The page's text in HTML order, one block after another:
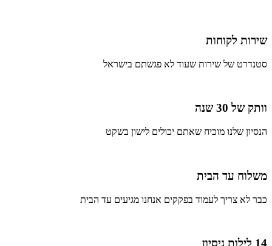
שירות לקוחות
סטנדרט של שירות שעוד לא פגשתם בישראל
וותק של 30 שנה
הנסיון שלנו מוכיח שאתם יכולים לישון בשקט
משלוח עד הבית
כבר לא צריך לעמוד בפקקים אנחנו מגיעים עד הבית